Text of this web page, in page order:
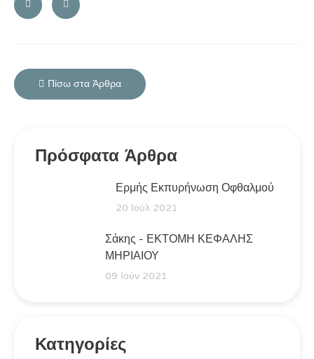
Πίσω στα Άρθρα
Πρόσφατα Άρθρα
Ερμής Εκπυρήνωση Οφθαλμού
20 Ιούλ 2021
Σάκης - ΕΚΤΟΜΗ ΚΕΦΑΛΗΣ
ΜΗΡΙΑΙΟΥ
09 Ιούν 2021
Κατηγορίες